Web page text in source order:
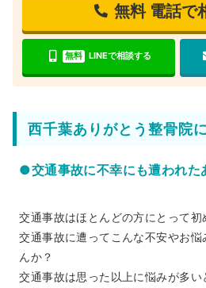
無料 電話で
無料 LINEで相談する
西千葉ありがとう整骨院
●交通事故に不幸にも遭われた
交通事故はほとんどの方にとって初
交通事故に遭ってこんな不安やお
んか？
交通事故は思った以上に悩みが多い